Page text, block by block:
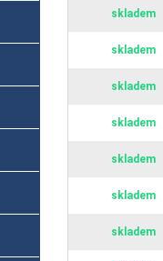
skladem
skladem
skladem
skladem
skladem
skladem
skladem